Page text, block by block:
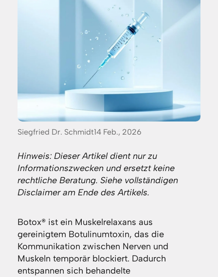
Posted
Siegfried Dr. Schmidt14 Feb., 2026
Hinweis: Dieser Artikel dient nur zu
Informationszwecken und ersetzt keine
rechtliche Beratung. Siehe vollständigen
Disclaimer am Ende des Artikels.
Botox® ist ein Muskelrelaxans aus
gereinigtem Botulinumtoxin, das die
Kommunikation zwischen Nerven und
Muskeln temporär blockiert. Dadurch
entspannen sich behandelte